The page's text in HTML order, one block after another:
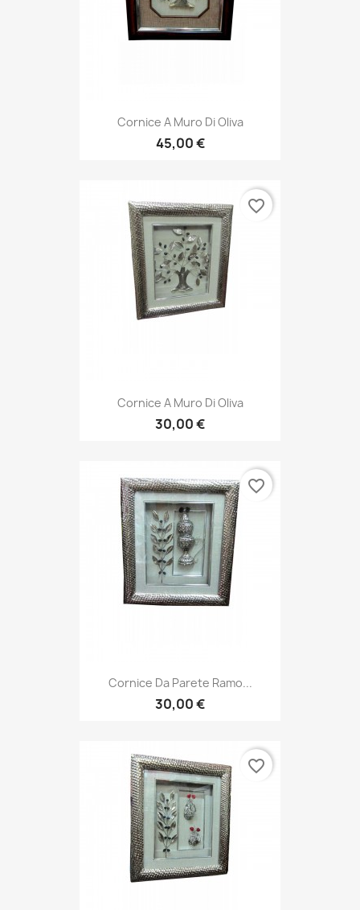
Cornice A Muro Di Oliva
45,00 €
Cornice A Muro Di Oliva
30,00 €
favorite_border
Cornice Da Parete Ramo...
30,00 €
favorite_border
favorite_border